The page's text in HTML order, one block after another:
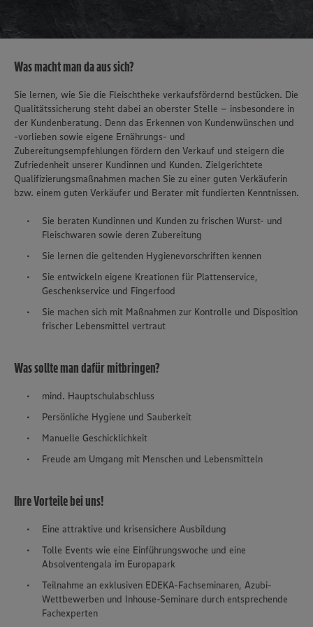
Was macht man da aus sich?
Sie lernen, wie Sie die Fleischtheke verkaufsfördernd bestücken. Die
Qualitätssicherung steht dabei an oberster Stelle – insbesondere in
der Kundenberatung. Denn das Erkennen von Kundenwünschen und
-vorlieben sowie eigene Ernährungs- und
Zubereitungsempfehlungen fördern den Verkauf und steigern die
Zufriedenheit unserer Kundinnen und Kunden. Zielgerichtete
Qualifizierungsmaßnahmen machen Sie zu einer guten Verkäuferin
bzw. einem guten Verkäufer und Berater mit fundierten Kenntnissen.
Sie beraten Kundinnen und Kunden zu frischen Wurst- und
Fleischwaren sowie deren Zubereitung
Sie lernen die geltenden Hygienevorschriften kennen
Sie entwickeln eigene Kreationen für Plattenservice,
Geschenkservice und Fingerfood
Sie machen sich mit Maßnahmen zur Kontrolle und Disposition
frischer Lebensmittel vertraut
Was sollte man dafür mitbringen?
mind. Hauptschulabschluss
Persönliche Hygiene und Sauberkeit
Manuelle Geschicklichkeit
Freude am Umgang mit Menschen und Lebensmitteln
Ihre Vorteile bei uns!
Eine attraktive und krisensichere Ausbildung
Tolle Events wie eine Einführungswoche und eine
Absolventengala im Europapark
Teilnahme an exklusiven EDEKA-Fachseminaren, Azubi-
Wettbewerben und Inhouse-Seminare durch entsprechende
Fachexperten